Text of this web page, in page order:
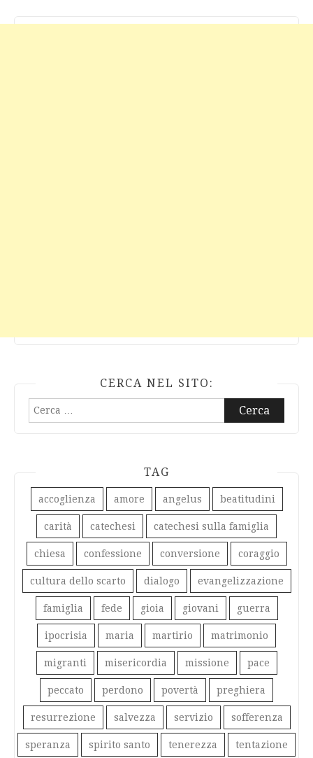
CERCA NEL SITO:
Ricerca
per:
TAG
accoglienza amore angelus beatitudini
carità catechesi catechesi sulla famiglia
chiesa confessione conversione coraggio
cultura dello scarto dialogo evangelizzazione
famiglia fede gioia giovani guerra
ipocrisia maria martirio matrimonio
migranti misericordia missione pace
peccato perdono povertà preghiera
resurrezione salvezza servizio sofferenza
speranza spirito santo tenerezza tentazione